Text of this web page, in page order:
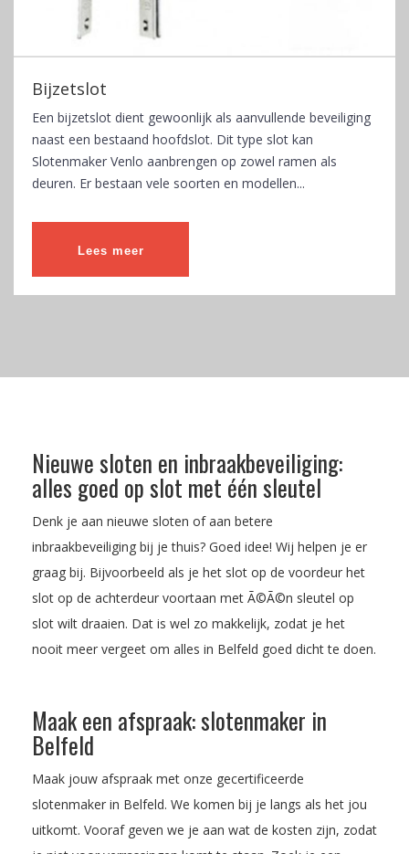
Bijzetslot
Een bijzetslot dient gewoonlijk als aanvullende beveiliging
naast een bestaand hoofdslot. Dit type slot kan
Slotenmaker Venlo aanbrengen op zowel ramen als
deuren. Er bestaan vele soorten en modellen...
Lees meer
Nieuwe sloten en inbraakbeveiliging:
alles goed op slot met één sleutel
Denk je aan nieuwe sloten of aan betere
inbraakbeveiliging bij je thuis? Goed idee! Wij helpen je er
graag bij. Bijvoorbeeld als je het slot op de voordeur het
slot op de achterdeur voortaan met Ã©Ã©n sleutel op
slot wilt draaien. Dat is wel zo makkelijk, zodat je het
nooit meer vergeet om alles in Belfeld goed dicht te doen.
Maak een afspraak: slotenmaker in
Belfeld
Maak jouw afspraak met onze gecertificeerde
slotenmaker in Belfeld. We komen bij je langs als het jou
uitkomt. Vooraf geven we je aan wat de kosten zijn, zodat